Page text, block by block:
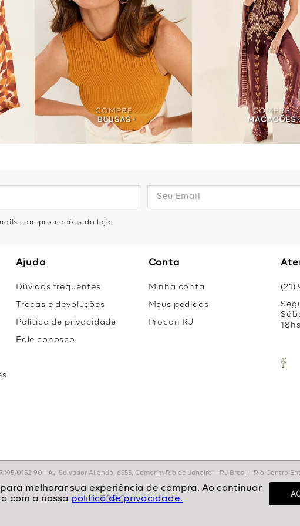
politíca de privacidade.
com promoções da loja
Ajuda
Dúvidas frequentes
Trocas e devoluções
Política de privacidade
Fale conosco
Conta
Minha conta
Meus pedidos
Procon RJ
(21)
18hs
0152-90 - Av. Salvador Allende, 6555, Camorim Rio de Janeiro – RJ Brasil - Rio Centro
TOPO